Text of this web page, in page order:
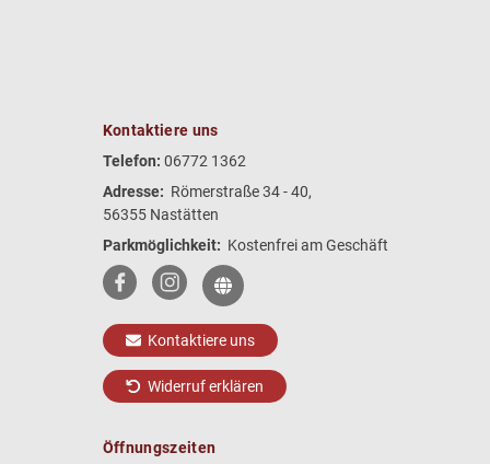
Kontaktiere uns
Telefon: 06772 1362
Adresse: Römerstraße 34 - 40,
56355 Nastätten
Parkmöglichkeit: Kostenfrei am Geschäft
Kontaktiere uns
Widerruf erklären
Öffnungszeiten